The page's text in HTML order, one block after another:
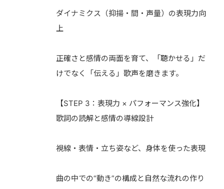
ダイナミクス（抑揚・間・声量）の表現力向
上
正確さと感情の両面を育て、「聴かせる」だ
けでなく「伝える」歌声を磨きます。
【STEP 3：表現力 × パフォーマンス強化】
歌詞の読解と感情の導線設計
視線・表情・立ち姿など、身体を使った表現
曲の中での“動き”の構成と自然な流れの作り